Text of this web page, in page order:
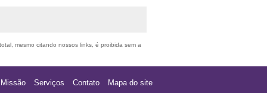
mesmo citando nossos links, é proibida sem a
Missão Serviços Contato Mapa do site